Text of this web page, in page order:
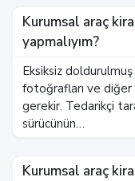
Kurumsal araç
yapmalıyım?
Eksiksiz
fotoğrafları ve
gerekir. Tedarikçi
sürücünün…
Kurumsal araç